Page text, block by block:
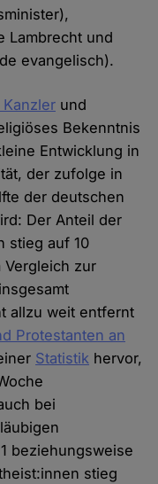
Lambrecht und
evangelisch).
und
Bekenntnis
Entwicklung in
der zufolge in
der deutschen
Der Anteil der
stieg auf 10
zur
allzu weit entfernt
Protestanten an
Statistik hervor,
bei
beziehungsweise
stieg